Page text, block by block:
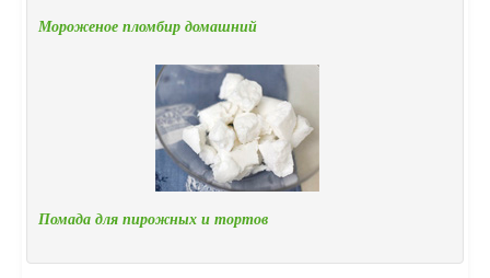
Мороженое пломбир домашний
Помада для пирожных и тортов